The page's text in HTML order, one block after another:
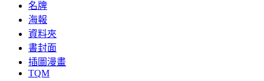
名牌
海報
資料夾
書封面
插圖漫畫
TQM